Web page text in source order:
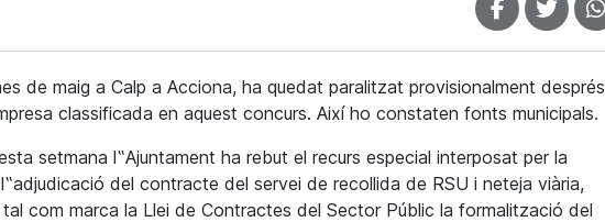
de maig a Calp a Acciona, ha quedat paralitzat provisionalment després
classificada en aquest concurs. Així ho constaten fonts municipals.
setmana l‟Ajuntament ha rebut el recurs especial interposat per la
del contracte del servei de recollida de RSU i neteja viària,
com marca la Llei de Contractes del Sector Públic la formalització del